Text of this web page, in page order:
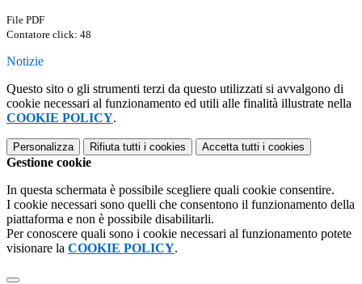
File PDF
Contatore click: 48
Notizie
Questo sito o gli strumenti terzi da questo utilizzati si avvalgono di
cookie necessari al funzionamento ed utili alle finalità illustrate nella
COOKIE POLICY.
Personalizza Rifiuta tutti i cookies Accetta tutti i cookies
Gestione cookie
In questa schermata è possibile scegliere quali cookie consentire.
I cookie necessari sono quelli che consentono il funzionamento della
piattaforma e non è possibile disabilitarli.
Per conoscere quali sono i cookie necessari al funzionamento potete
visionare la COOKIE POLICY.